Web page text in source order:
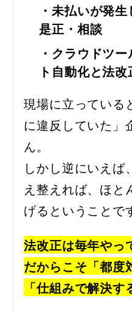
・未払いが発
是正・相談
・クラウドツ
ト自動化と法
現場に立っている
に違反していた」
ん。
しかし逆にいえば
え整えれば、ほと
げるということで
法改正は毎年やっ
だからこそ「都度
「仕組みで解決す